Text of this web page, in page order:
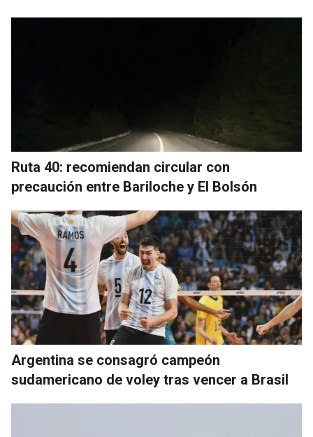
Ruta 40: recomiendan circular con
precaución entre Bariloche y El Bolsón
Argentina se consagró campeón
sudamericano de voley tras vencer a Brasil